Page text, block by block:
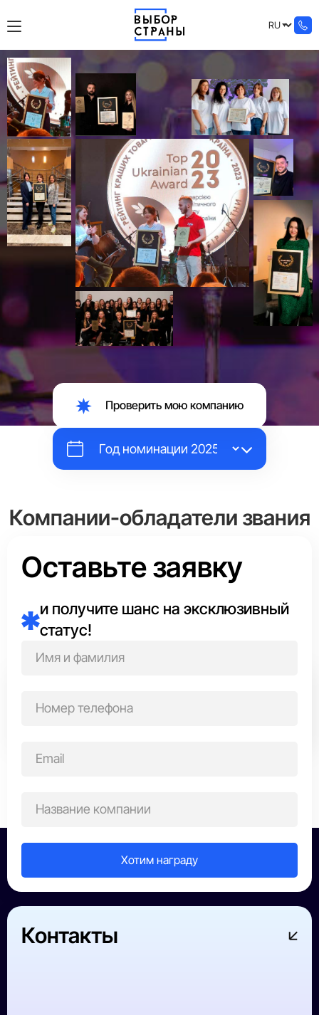
Проверить мою компанию
Компании-обладатели звания
Каждый год эксперты Аналитического центра в каждой
единственного лидера.
Все победители ИТ-сфера
Оставьте заявку
и получите шанс на эксклюзивный
статус!
Контакты